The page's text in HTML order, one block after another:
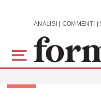
Skip to main content